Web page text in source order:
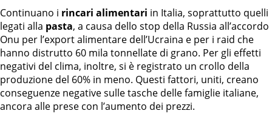
Continuano i rincari alimentari in Italia, soprattutto quelli
legati alla pasta, a causa dello stop della Russia all’accordo
Onu per l’export alimentare dell’Ucraina e per i raid che
hanno distrutto 60 mila tonnellate di grano. Per gli effetti
negativi del clima, inoltre, si è registrato un crollo della
produzione del 60% in meno. Questi fattori, uniti, creano
conseguenze negative sulle tasche delle famiglie italiane,
ancora alle prese con l’aumento dei prezzi.